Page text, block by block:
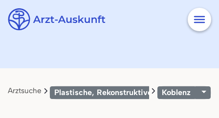
Arztsuche Plastische, Rekonstruktive und Ästhetische
Koblenz